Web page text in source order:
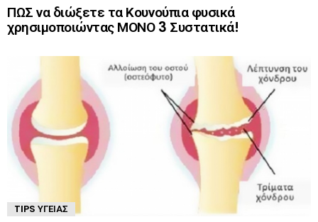
ΠΩΣ να διώξετε τα Κουνούπια φυσικά
χρησιμοποιώντας ΜΟΝΟ 3 Συστατικά!
TIPS ΥΓΕΊΑΣ